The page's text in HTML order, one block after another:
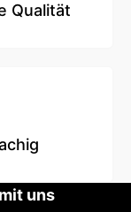
Qualität
uns